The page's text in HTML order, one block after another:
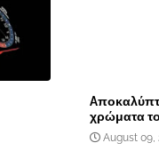
χρώματα
August 09,